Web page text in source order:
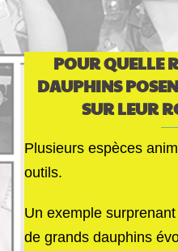
POUR QUELLE
DAUPHINS
SUR LEUR
Plusieurs espèces
outils.
Un exemple
de grands dauphins